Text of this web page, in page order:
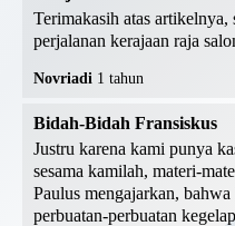
Terimakasih atas artikelnya,
perjalanan kerajaan raja
Novriadi 1 tahun
Bidah-Bidah Fransiskus
Justru karena kami punya
sesama kamilah, materi-
Paulus mengajarkan,
perbuatan-perbuatan